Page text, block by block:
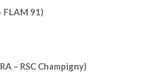
FLAM 91)
– RSC Champigny)